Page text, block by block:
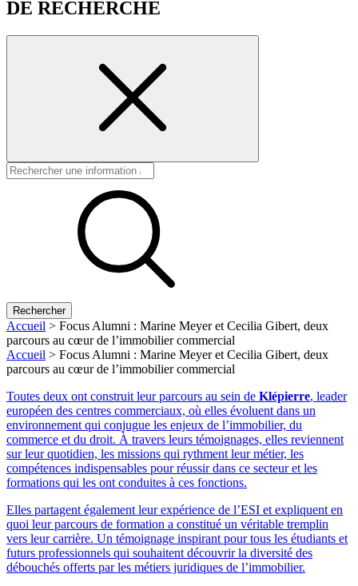
DE RECHERCHE
Rechercher
Accueil > Focus Alumni : Marine Meyer et Cecilia Gibert, deux
parcours au cœur de l’immobilier commercial
Accueil > Focus Alumni : Marine Meyer et Cecilia Gibert, deux
parcours au cœur de l’immobilier commercial
Toutes deux ont construit leur parcours au sein de Klépierre, leader
européen des centres commerciaux, où elles évoluent dans un
environnement qui conjugue les enjeux de l’immobilier, du
commerce et du droit. À travers leurs témoignages, elles reviennent
sur leur quotidien, les missions qui rythment leur métier, les
compétences indispensables pour réussir dans ce secteur et les
formations qui les ont conduites à ces fonctions.
Elles partagent également leur expérience de l’ESI et expliquent en
quoi leur parcours de formation a constitué un véritable tremplin
vers leur carrière. Un témoignage inspirant pour tous les étudiants et
futurs professionnels qui souhaitent découvrir la diversité des
débouchés offerts par les métiers juridiques de l’immobilier.